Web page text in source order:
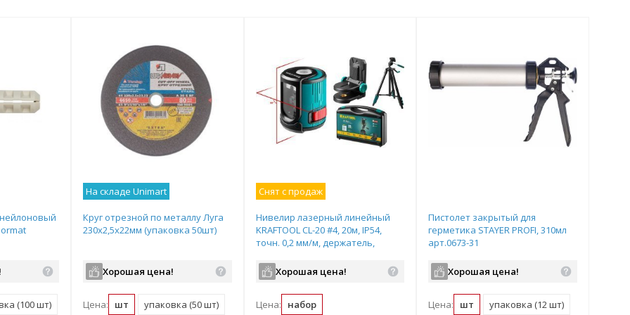
(100 шт)
На складе Unimart
Круг отрезной по металлу Луга
230х2,5х22мм (упаковка 50шт)
Хорошая цена!
Цена: шт упаковка (50 шт)
Снят с продаж
Нивелир лазерный линейный
KRAFTOOL CL-20 #4, 20м, IP54,
точн. 0,2 мм/м, держатель,
Хорошая цена!
Цена: набор
Пистолет закрытый для
герметика STAYER PROFI, 310мл
арт.0673-31
Хорошая цена!
Цена: шт упаковка (12 шт)